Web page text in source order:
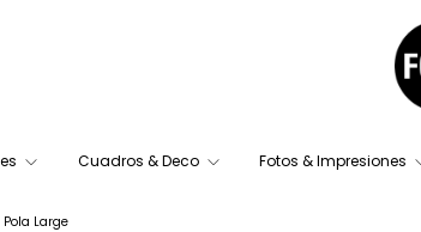
Cuadros & Deco Fotos & Impresiones
Pola Large